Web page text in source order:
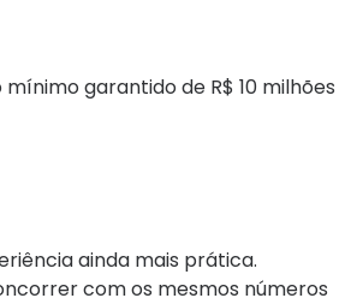
garantido de R$ 10 milhões
ainda mais prática.
com os mesmos números